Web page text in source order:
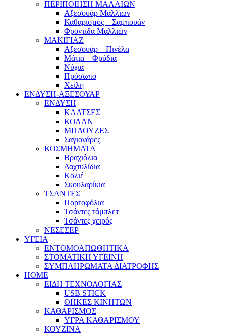
ΠΕΡΙΠΟΙΗΣΗ ΜΑΛΛΙΩΝ
Αξεσουάρ Μαλλιών
Καθαρισμός – Σαμπουάν
Φροντίδα Μαλλιών
ΜΑΚΙΓΙΑΖ
Αξεσουάρ – Πινέλα
Μάτια – Φρύδια
Νύχια
Πρόσωπο
Χείλη
ΕΝΔΥΣΗ-ΑΞΕΣΟΥΑΡ
ΕΝΔΥΣΗ
ΚΑΛΤΣΕΣ
ΚΟΛΑΝ
ΜΠΛΟΥΖΕΣ
Σαγιονάρες
ΚΟΣΜΗΜΑΤΑ
Βραχιόλια
Δαχτυλίδια
Κολιέ
Σκουλαρίκια
ΤΣΑΝΤΕΣ
Πορτοφόλια
Τσάντες τάμπλετ
Τσάντες χειρός
ΝΕΣΕΣΕΡ
ΥΓΕΙΑ
ΕΝΤΟΜΟΑΠΩΘΗΤΙΚΑ
ΣΤΟΜΑΤΙΚΗ ΥΓΕΙΝΗ
ΣΥΜΠΛΗΡΩΜΑΤΑ ΔΙΑΤΡΟΦΗΣ
HOME
ΕΙΔΗ ΤΕΧΝΟΛΟΓΙΑΣ
USB STICK
ΘΗΚΕΣ ΚΙΝΗΤΩΝ
ΚΑΘΑΡΙΣΜΟΣ
ΥΓΡΑ ΚΑΘΑΡΙΣΜΟΥ
ΚΟΥΖΙΝΑ